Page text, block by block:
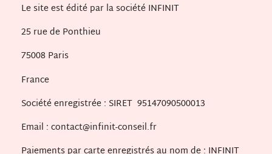
Le site est édité par la société INFINIT
25 rue de Ponthieu
75008 Paris
France
Société enregistrée : SIRET 95147090500013
Email : contact@infinit-conseil.fr